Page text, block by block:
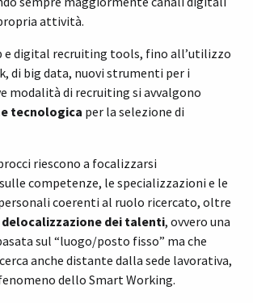
attività.
e digital recruiting tools, fino all’utilizzo
di big data, nuovi strumenti per i
modalità di recruiting si avvalgono
tecnologica per la selezione di
riescono a focalizzarsi
competenze, le specializzazioni e le
coerenti al ruolo ricercato, oltre
delocalizzazione dei talenti, ovvero una
sul “luogo/posto fisso” ma che
anche distante dalla sede lavorativa,
dello Smart Working.